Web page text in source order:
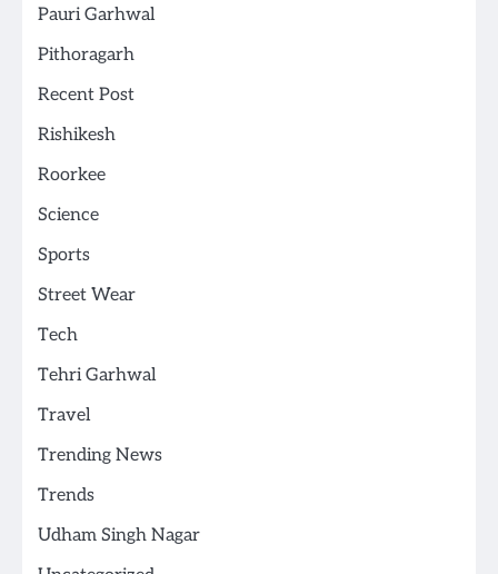
Pauri Garhwal
Pithoragarh
Recent Post
Rishikesh
Roorkee
Science
Sports
Street Wear
Tech
Tehri Garhwal
Travel
Trending News
Trends
Udham Singh Nagar